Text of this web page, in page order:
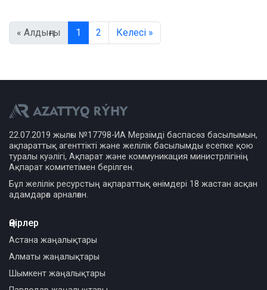
« Алдыңғы 1 2 Келесі »
22.07.2019 жылғы №17798-ИА Мерзімді баспасөз басылымын,
ақпараттық агенттікті және желілік басылымды есепке қою
туралы куәлігі, Ақпарат және коммуникация министрлігінің
Ақпарат комитетімен берілген.
Бұл желілік ресурстың ақпараттық өнімдері 18 жастан асқан
адамдарға арналған.
Өңірлер
Астана жаңалықтары
Алматы жаңалықтары
Шымкент жаңалықтары